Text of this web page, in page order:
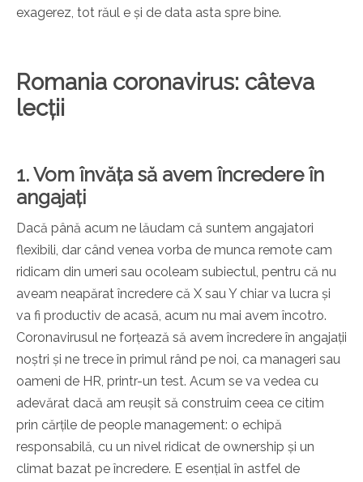
exagerez, tot răul e și de data asta spre bine.
Romania coronavirus: câteva
lecții
1. Vom învăța să avem încredere în
angajați
Dacă până acum ne lăudam că suntem angajatori
flexibili, dar când venea vorba de munca remote cam
ridicam din umeri sau ocoleam subiectul, pentru că nu
aveam neapărat încredere că X sau Y chiar va lucra și
va fi productiv de acasă, acum nu mai avem încotro.
Coronavirusul ne forțează să avem încredere în angajații
noștri și ne trece în primul rând pe noi, ca manageri sau
oameni de HR, printr-un test. Acum se va vedea cu
adevărat dacă am reușit să construim ceea ce citim
prin cărțile de people management: o echipă
responsabilă, cu un nivel ridicat de ownership și un
climat bazat pe încredere. E esențial în astfel de